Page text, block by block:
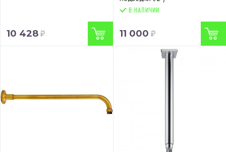
10 428
В НАЛИЧИИ
11 000